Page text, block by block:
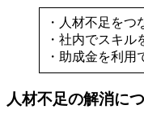
・人材不足をつ
・社内でスキル
・助成金を利用
人材不足の解消に